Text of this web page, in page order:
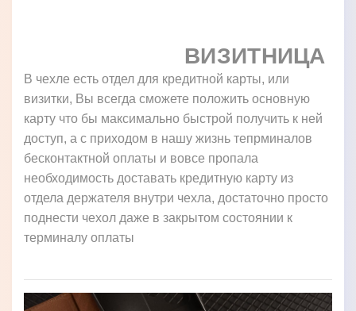
ВИЗИТНИЦА
В чехле есть отдел для кредитной карты, или
визитки, Вы всегда сможете положить основную
карту что бы максимально быстрой получить к ней
доступ, а с приходом в нашу жизнь тепрминалов
бесконтактной оплаты и вовсе пропала
необходимость доставать кредитную карту из
отдела держателя внутри чехла, достаточно просто
поднести чехол даже в закрытом состоянии к
терминалу оплаты